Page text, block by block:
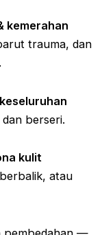
kemerahan
trauma, dan
berseri.
kulit
atau